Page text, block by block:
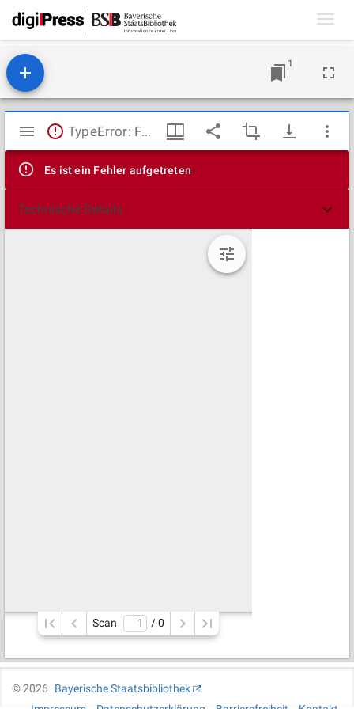
1
Mirador
Viewer
TypeError: Failed to fetch
Es ist ein Fehler aufgetreten
Technische Details
Scan / 0
©2026
Bayerische Staatsbibliothek